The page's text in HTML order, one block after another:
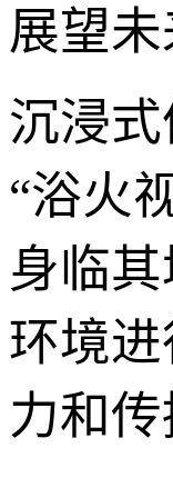
展望
沉浸
“浴火
身临
环境
力和传